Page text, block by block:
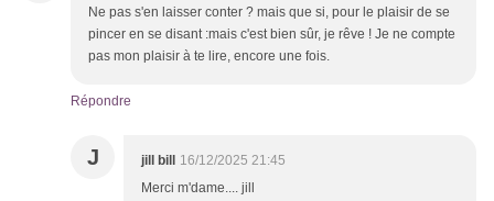
Ne pas s'en laisser conter ? mais que si, pour le plaisir de se
pincer en se disant :mais c'est bien sûr, je rêve ! Je ne compte
pas mon plaisir à te lire, encore une fois.
Répondre
J jill bill
16/12/2025 21:45
Merci m'dame.... jill